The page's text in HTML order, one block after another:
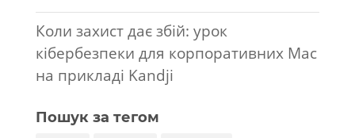
Коли захист дає збій: урок
кібербезпеки для корпоративних Mac
на прикладі Kandji
Пошук за тегом